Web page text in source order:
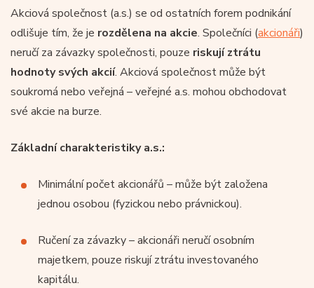
Akciová společnost (a.s.) se od ostatních forem podnikání
odlišuje tím, že je rozdělena na akcie. Společníci (akcionáři)
neručí za závazky společnosti, pouze riskují ztrátu
hodnoty svých akcií. Akciová společnost může být
soukromá nebo veřejná – veřejné a.s. mohou obchodovat
své akcie na burze.
Základní charakteristiky a.s.:
Minimální počet akcionářů – může být založena
jednou osobou (fyzickou nebo právnickou).
Ručení za závazky – akcionáři neručí osobním
majetkem, pouze riskují ztrátu investovaného
kapitálu.